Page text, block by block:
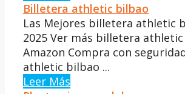
Billetera athletic bilbao
Las Mejores billetera athletic
2025 Ver más billetera
Amazon Compra con
athletic bilbao ...
Leer Más